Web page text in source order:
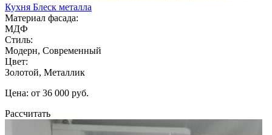
Кухня Блеск металла
Материал фасада:
МДФ
Стиль:
Модерн, Современный
Цвет:
Золотой, Металлик
Цена: от 36 000 руб.
Рассчитать